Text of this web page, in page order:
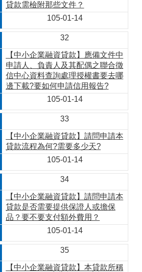
貸款需檢附那些文件？
105-01-14
32
【中小企業融資貸款】應備文件中
申請人、負責人及其配偶之聯合徵
信中心資料查詢處理授權書要去哪
邊下載?要如何申請信用報告?
105-01-14
33
【中小企業融資貸款】請問申請本
貸款流程為何?需要多少天?
105-01-14
34
【中小企業融資貸款】請問申請本
貸款是否需要提供保證人或擔保
品？要不要支付額外費用？
105-01-14
35
【中小企業融資貸款】本貸款所稱